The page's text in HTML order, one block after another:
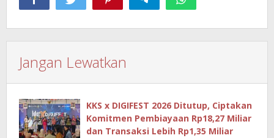
Jangan Lewatkan
KKS x DIGIFEST 2026 Ditutup, Ciptakan
Komitmen Pembiayaan Rp18,27 Miliar
dan Transaksi Lebih Rp1,35 Miliar